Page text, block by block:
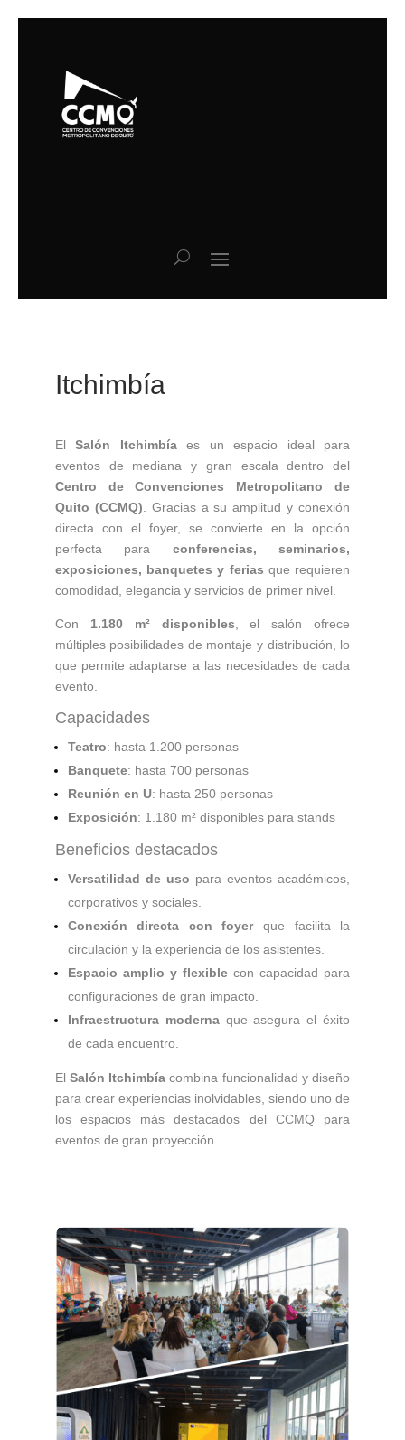
Itchimbía
ElSalón Itchimbíaes un espacio ideal para
eventos de mediana y gran escala dentro del
Centro de Convenciones Metropolitano de
Quito (CCMQ) . Gracias a su amplitud y conexión
directa con el foyer, se convierte en la opción
perfecta para conferencias, seminarios,
exposiciones, banquetes y ferias que requieren
comodidad, elegancia y servicios de primer nivel.
Con 1.180 m² disponibles , el salón ofrece
múltiples posibilidades de montaje y distribución, lo
que permite adaptarse a las necesidades de cada
evento.
Capacidades
Teatro: hasta 1.200 personas
Banquete: hasta 700 personas
Reunión en U: hasta 250 personas
Exposición: 1.180 m² disponibles para stands
Beneficios destacados
Versatilidad de uso para eventos académicos,
corporativos y sociales.
Conexión directa con foyerque facilita la
circulación y la experiencia de los asistentes.
Espacio amplio y flexible con capacidad para
configuraciones de gran impacto.
Infraestructura modernaque asegura el éxito
de cada encuentro.
ElSalón Itchimbía combina funcionalidad y diseño
para crear experiencias inolvidables, siendo uno de
los espacios más destacados del CCMQ para
eventos de gran proyección.